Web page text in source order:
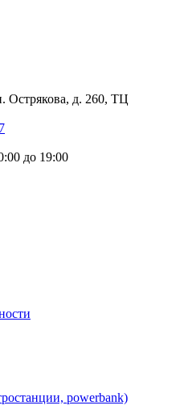
Острякова, д. 260, ТЦ
до 19:00
powerbank)